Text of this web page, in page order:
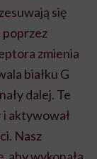
się
poprzez
zmienia
białku G
dalej. Te
i aktywował
Nasz
aby wykonała